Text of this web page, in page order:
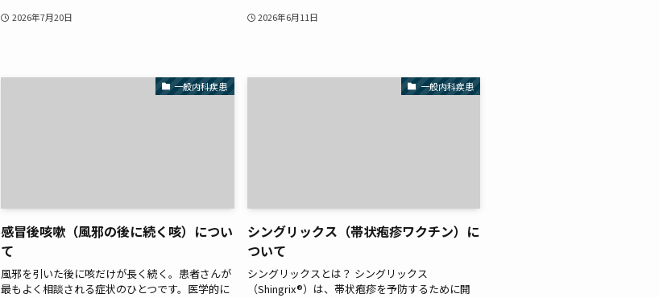
2026年7月20日 2026年6月11日
一般内科疾患
感冒後咳嗽（風邪の後に続く咳）につい
て
風邪を引いた後に咳だけが長く続く。患者さんが
最もよく相談される症状のひとつです。医学的に
一般内科疾患
シングリックス（帯状疱疹ワクチン）に
ついて
シングリックスとは？ シングリックス
（Shingrix®）は、帯状疱疹を予防するために開